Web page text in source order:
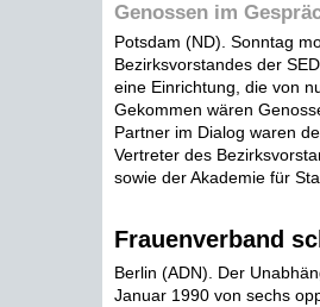
Genossen im
Potsdam (ND). Sonntag
Bezirksvorstandes der
eine Einrichtung, die von
Gekommen wären
Partner im Dialog waren
Vertreter des
sowie der Akademie für
Frauenverband
Berlin (ADN). Der
Januar 1990 von sechs